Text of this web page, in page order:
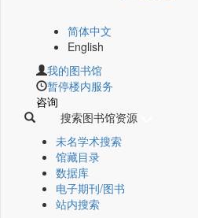
简体中文
English
我的图书馆
暂停楼内服务
咨询
搜索图书馆资源
未名学术搜索
馆藏目录
数据库
电子期刊/图书
站内搜索